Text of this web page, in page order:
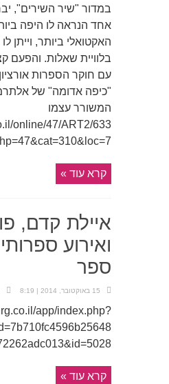
במדור "שיר השירים",
אחד הנראה לו היפה
האקטואלי ביותר, וייתן
בלוויית שאלות.
עם חוקר הספרות
"כיפה אדומה" של
המשורר עצמו
online/47/ART2/633
קרא עוד »
איילת קדם,
ואירוע
ספר
15 באוקטובר, 2014 | 8:19
app/index.php?
קרא עוד »